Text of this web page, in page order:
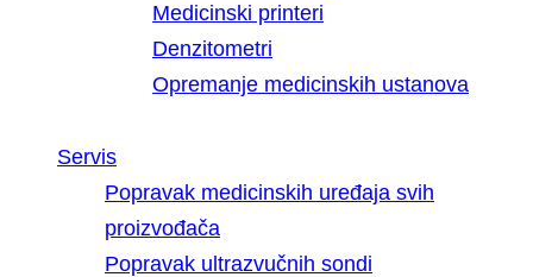
Medicinski printeri
Denzitometri
Opremanje medicinskih ustanova
Servis
Popravak medicinskih uređaja svih
proizvođača
Popravak ultrazvučnih sondi